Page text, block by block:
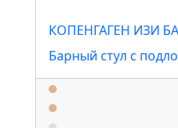
КОПЕНГАГЕН ИЗИ
Барный стул с